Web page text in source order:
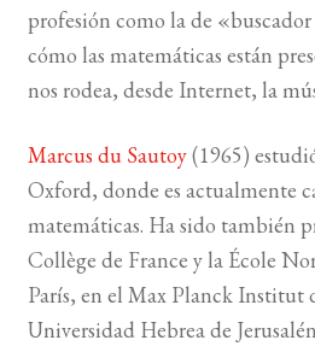
profesión como la de
cómo las matemáticas están
nos rodea, desde Internet, la
Marcus du Sautoy(1965)
Oxford, donde es actualmente
matemáticas. Ha sido también
Collège de France y la École
París, en el Max Planck Institut
Universidad Hebrea de